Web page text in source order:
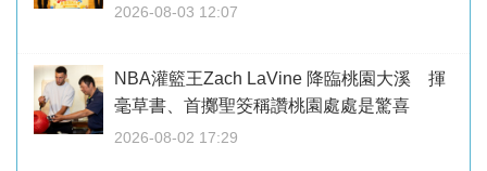
2026-08-03 12:07
NBA灌籃王Zach LaVine 降臨桃園大溪 揮
毫草書、首擲聖筊稱讚桃園處處是驚喜
2026-08-02 17:29